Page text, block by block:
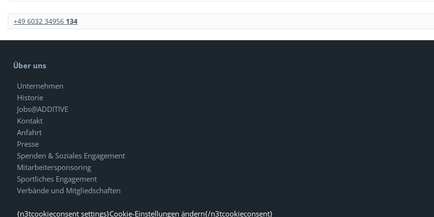
+49 6032 34956 134
Über uns
Unternehmen
Historie
Jobs@ADDITIVE
Kontakt
Anfahrt
Presse
Spenden & Soziales Engagement
Mitarbeitersponsoring
Sportliches Engagement
Verbände und Mitgliedschaften
{n3tcookieconsent settings}Cookie-Einstellungen ändern{/n3tcookieconsent}